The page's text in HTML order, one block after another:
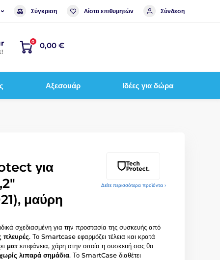
Σύγκριση Λίστα επιθυμητών Σύνδεση
0 0,00 €
Αξεσουάρ Ιδέες για δώρα
Δείτε περισσότερα προϊόντα ›
για
μαύρη
σχεδιασμένη για την προστασία της συσκευής από
πλευρές. Το Smartcase εφαρμόζει τέλεια και κρατά
ματ επιφάνεια, χάρη στην οποία η συσκευή σας θα
λιπαρά σημάδια. Το SmartCase διαθέτει